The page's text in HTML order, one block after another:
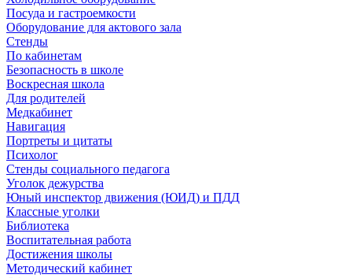
Посуда и гастроемкости
Оборудование для актового зала
Стенды
По кабинетам
Безопасность в школе
Воскресная школа
Для родителей
Медкабинет
Навигация
Портреты и цитаты
Психолог
Стенды социального педагога
Уголок дежурства
Юный инспектор движения (ЮИД) и ПДД
Классные уголки
Библиотека
Воспитательная работа
Достижения школы
Методический кабинет